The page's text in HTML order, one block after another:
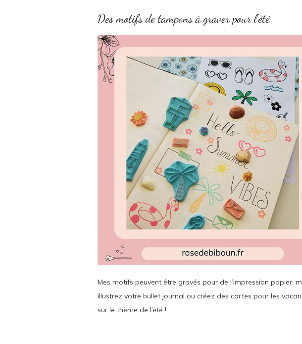
Des motifs de tampons à graver pour l'été
Mes motifs peuvent être gravés pour de l’impression papier,
illustrez votre bullet journal ou créez des cartes pour les
sur le thème de l’été !